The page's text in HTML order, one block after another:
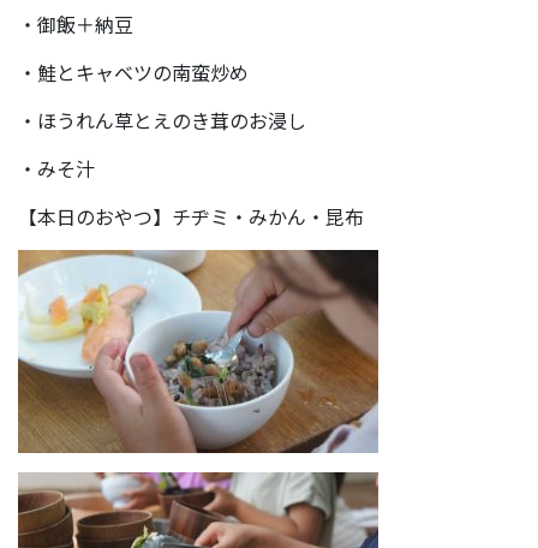
・御飯＋納豆
・鮭とキャベツの南蛮炒め
・ほうれん草とえのき茸のお浸し
・みそ汁
【本日のおやつ】チヂミ・みかん・昆布